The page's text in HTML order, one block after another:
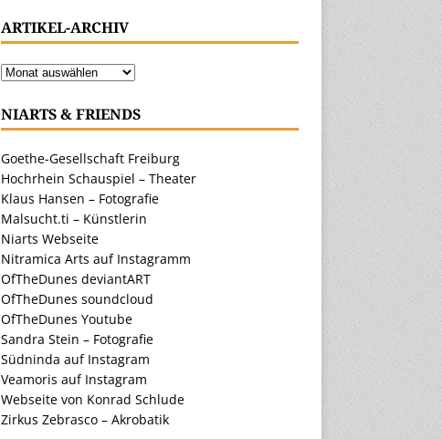
ARTIKEL-ARCHIV
NIARTS & FRIENDS
Goethe-Gesellschaft Freiburg
Hochrhein Schauspiel – Theater
Klaus Hansen – Fotografie
Malsucht.ti – Künstlerin
Niarts Webseite
Nitramica Arts auf Instagramm
OfTheDunes deviantART
OfTheDunes soundcloud
OfTheDunes Youtube
Sandra Stein – Fotografie
Südninda auf Instagram
Veamoris auf Instagram
Webseite von Konrad Schlude
Zirkus Zebrasco – Akrobatik